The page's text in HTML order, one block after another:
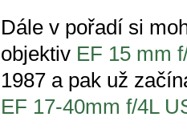
Dále v pořadí si
objektiv EF 15 mm
1987 a pak už
EF 17-40mm f/4L